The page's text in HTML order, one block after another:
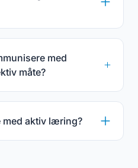
med
måte?
med aktiv læring?